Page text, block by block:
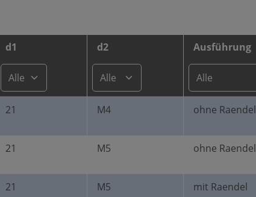
d1 d2 Ausführung
21 M4 ohne Raendel
21 M5 ohne Raendel
21 M5 mit Raendel